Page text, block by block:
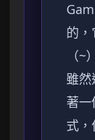
的
（
雖
著
式